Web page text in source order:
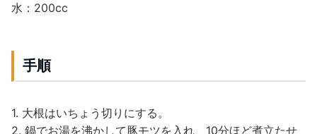
水：200cc
手順
1. 大根はいちょう切りにする。
2. 鍋でお湯を沸かして豚モツを入れ、10分ほど煮立たせ